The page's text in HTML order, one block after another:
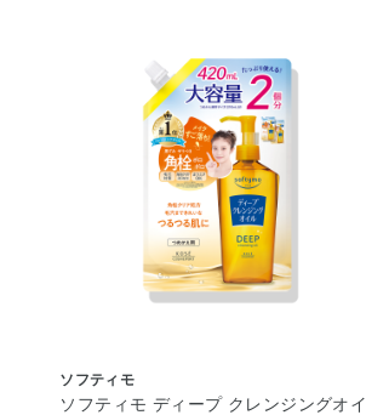
ソフティモ
ソフティモ ディープ クレンジングオイ